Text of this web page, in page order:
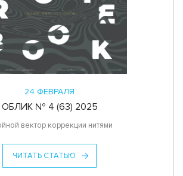
24 ФЕВРАЛЯ
ОБЛИК № 4 (63) 2025
вектор коррекции нитями
ЧИТАТЬ СТАТЬЮ